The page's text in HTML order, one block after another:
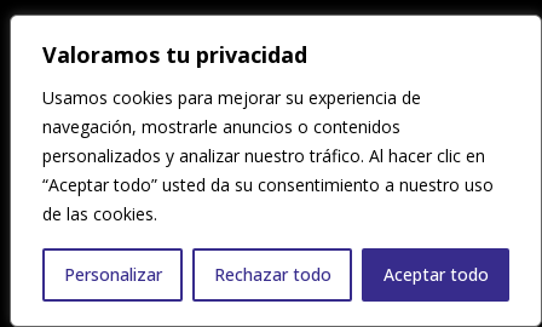
Valoramos tu privacidad
Usamos cookies para mejorar su experiencia de
navegación, mostrarle anuncios o contenidos
personalizados y analizar nuestro tráfico. Al hacer clic en
“Aceptar todo” usted da su consentimiento a nuestro uso
de las cookies.
Personalizar Rechazar todo Aceptar todo
Participamos en